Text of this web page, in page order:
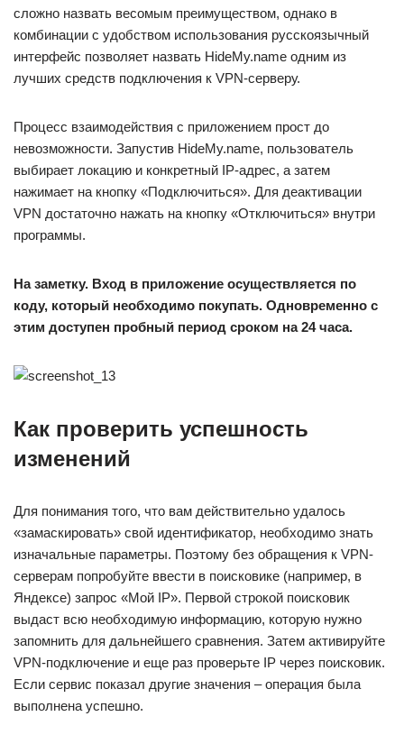
сложно назвать весомым преимуществом, однако в
комбинации с удобством использования русскоязычный
интерфейс позволяет назвать HideMy.name одним из
лучших средств подключения к VPN-серверу.
Процесс взаимодействия с приложением прост до
невозможности. Запустив HideMy.name, пользователь
выбирает локацию и конкретный IP-адрес, а затем
нажимает на кнопку «Подключиться». Для деактивации
VPN достаточно нажать на кнопку «Отключиться» внутри
программы.
На заметку. Вход в приложение осуществляется по
коду, который необходимо покупать. Одновременно с
этим доступен пробный период сроком на 24 часа.
Как проверить успешность
изменений
Для понимания того, что вам действительно удалось
«замаскировать» свой идентификатор, необходимо знать
изначальные параметры. Поэтому без обращения к VPN-
серверам попробуйте ввести в поисковике (например, в
Яндексе) запрос «Мой IP». Первой строкой поисковик
выдаст всю необходимую информацию, которую нужно
запомнить для дальнейшего сравнения. Затем активируйте
VPN-подключение и еще раз проверьте IP через поисковик.
Если сервис показал другие значения – операция была
выполнена успешно.